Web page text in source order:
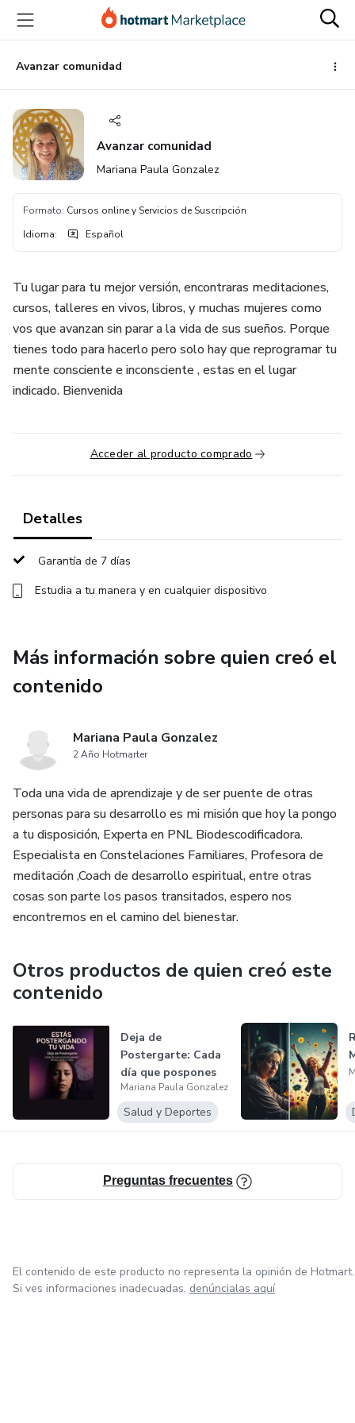
principal
página
de
página
Avanzar comunidad
Avanzar comunidad
Mariana Paula Gonzalez
Formato: Cursos online y Servicios de Suscripción
Idioma: Español
Tu lugar para tu mejor versión, encontraras meditaciones,
cursos, talleres en vivos, libros, y muchas mujeres como
vos que avanzan sin parar a la vida de sus sueños. Porque
tienes todo para hacerlo pero solo hay que reprogramar tu
mente consciente e inconsciente , estas en el lugar
indicado. Bienvenida
Acceder al producto comprado
Detalles
Garantía de 7 días
Estudia a tu manera y en cualquier dispositivo
Más información sobre quien creó el
contenido
Mariana Paula Gonzalez
2 Año Hotmarter
Toda una vida de aprendizaje y de ser puente de otras
personas para su desarrollo es mi misión que hoy la pongo
a tu disposición, Experta en PNL Biodescodificadora.
Especialista en Constelaciones Familiares, Profesora de
meditación ,Coach de desarrollo espiritual, entre otras
cosas son parte los pasos transitados, espero nos
encontremos en el camino del bienestar.
Otros productos de quien creó este
contenido
Deja de
Postergarte: Cada
día que pospones
pierdes tiempo,...
Mariana Paula Gonzalez
Salud y Deportes
Preguntas frecuentes
El contenido de este producto no representa la opinión de Hotmart.
Si ves informaciones inadecuadas, denúncialas aquí